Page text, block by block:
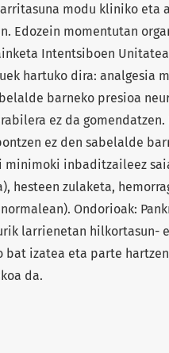
modu kliniko eta
Edozein momentutan
Intentsiboen
hartuko dira: analgesia
barneko presioa
ez da
ez den sabelalde
inbaditzaileez
hesteen zulaketa,
Ondorioak:
larrienetan hilkortasun-
izatea eta parte
da.